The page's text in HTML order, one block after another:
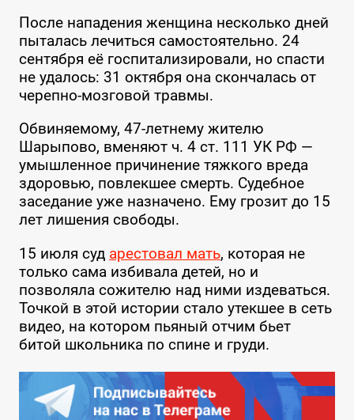
После нападения женщина несколько дней
пыталась лечиться самостоятельно. 24
сентября её госпитализировали, но спасти
не удалось: 31 октября она скончалась от
черепно-мозговой травмы.
Обвиняемому, 47-летнему жителю
Шарыпово, вменяют ч. 4 ст. 111 УК РФ —
умышленное причинение тяжкого вреда
здоровью, повлекшее смерть. Судебное
заседание уже назначено. Ему грозит до 15
лет лишения свободы.
15 июля суд арестовал мать, которая не
только сама избивала детей, но и
позволяла сожителю над ними издеваться.
Точкой в этой истории стало утекшее в сеть
видео, на котором пьяный отчим бьет
битой школьника по спине и груди.